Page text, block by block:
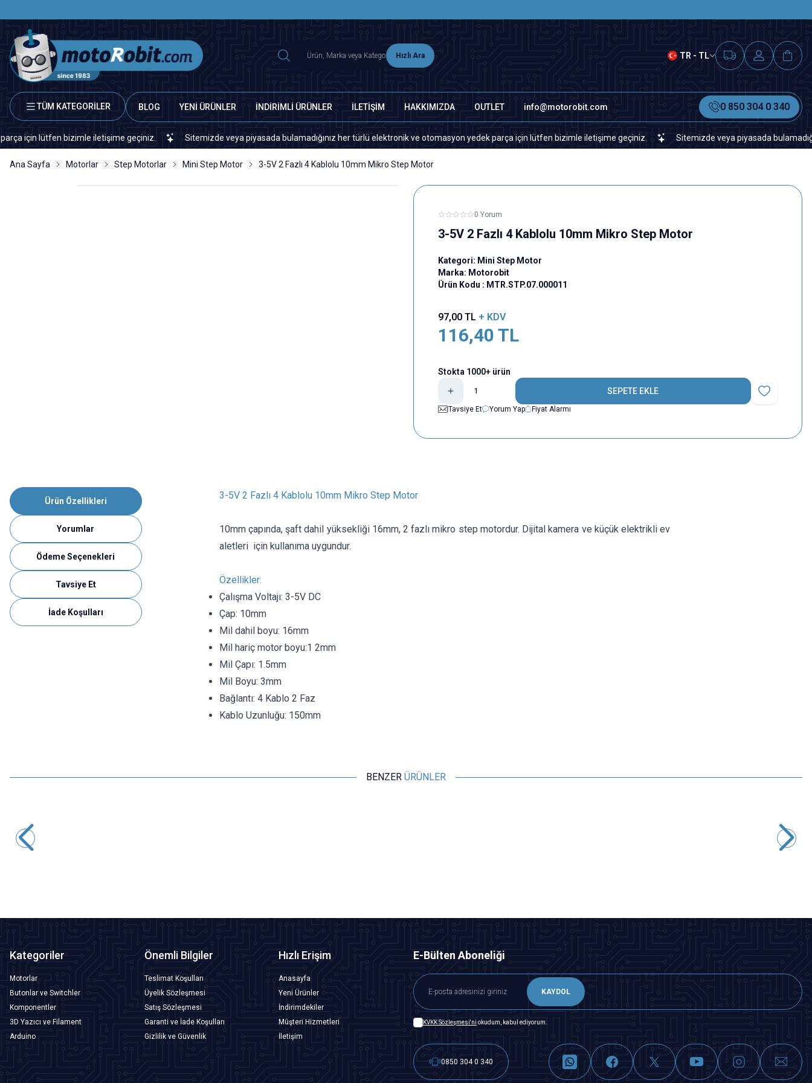
Hızlı Ara TR - TL
TÜM KATEGORİLER BLOG YENİ ÜRÜNLER İNDİRİMLİ ÜRÜNLER İLETİŞİM HAKKIMIZDA OUTLET info@motorobit.com 0 850 304 0 340
lütfen bizimle iletişime geçiniz. Sitemizde veya piyasada bulamadığınız her türlü elektronik ve otomasyon yedek parça için lütfen bizimle iletişime geçiniz. Sitemizde veya piyasada
Ana Sayfa Motorlar Step Motorlar Mini Step Motor 3-5V 2 Fazlı 4 Kablolu 10mm Mikro Step Motor
0 Yorum
3-5V 2 Fazlı 4 Kablolu 10mm Mikro Step Motor
Kategori: Mini Step Motor
Marka: Motorobit
Ürün Kodu : MTR.STP.07.000011
97,00TL + KDV
116,40 TL
Stokta 1000+ ürün
SEPETE EKLE
Favoriye Ekle
Tavsiye Et
Yorum Yap Fiyat Alarmı
Ürün Özellikleri
Yorumlar
Ödeme Seçenekleri
Tavsiye Et
İade Koşulları
3-5V 2 Fazlı 4 Kablolu 10mm Mikro Step Motor
10mm çapında, şaft dahil yüksekliği 16mm, 2 fazlı mikro step motordur. Dijital kamera ve küçük elektrikli ev
aletleri için kullanıma uygundur.
Özellikler:
Çalışma Voltajı: 3-5V DC
Çap: 10mm
Mil dahil boyu: 16mm
Mil hariç motor boyu:1 2mm
Mil Çapı: 1.5mm
Mil Boyu: 3mm
Bağlantı: 4 Kablo 2 Faz
Kablo Uzunluğu: 150mm
BENZER ÜRÜNLER
28BYJ-48 Redüktörlü Step Motor ve ULN2003A Sürücü Kartı
Kategoriler
Motorlar
Butonlar ve Switchler
Komponentler
3D Yazıcı ve Filament
Arduino
Önemli Bilgiler
Teslimat Koşulları
Üyelik Sözleşmesi
Satış Sözleşmesi
Garanti ve İade Koşulları
Gizlilik ve Güvenlik
Hızlı Erişim
Anasayfa
Yeni Ürünler
İndirimdekiler
Müşteri Hizmetleri
İletişim
E-Bülten Aboneliği
KAYDOL
KVKK Sözleşmesi'ni okudum, kabul ediyorum.
0850 304 0 340